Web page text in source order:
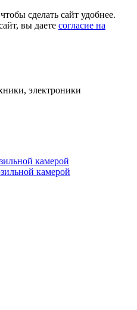
сделать сайт удобнее.
вы даете согласие на
электроники
камерой
камерой